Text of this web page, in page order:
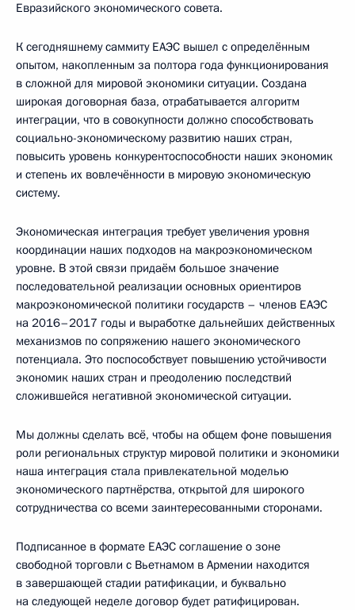
Евразийского экономического совета.
К сегодняшнему саммиту ЕАЭС вышел с определённым
опытом, накопленным за полтора года функционирования
в сложной для мировой экономики ситуации. Создана
широкая договорная база, отрабатывается алгоритм
интеграции, что в совокупности должно способствовать
социально-экономическому развитию наших стран,
повысить уровень конкурентоспособности наших экономик
и степень их вовлечённости в мировую экономическую
систему.
Экономическая интеграция требует увеличения уровня
координации наших подходов на макроэкономическом
уровне. В этой связи придаём большое значение
последовательной реализации основных ориентиров
макроэкономической политики государств – членов ЕАЭС
на 2016–2017 годы и выработке дальнейших действенных
механизмов по сопряжению нашего экономического
потенциала. Это поспособствует повышению устойчивости
экономик наших стран и преодолению последствий
сложившейся негативной экономической ситуации.
Мы должны сделать всё, чтобы на общем фоне повышения
роли региональных структур мировой политики и экономики
наша интеграция стала привлекательной моделью
экономического партнёрства, открытой для широкого
сотрудничества со всеми заинтересованными сторонами.
Подписанное в формате ЕАЭС соглашение о зоне
свободной торговли с Вьетнамом в Армении находится
в завершающей стадии ратификации, и буквально
на следующей неделе договор будет ратифицирован.